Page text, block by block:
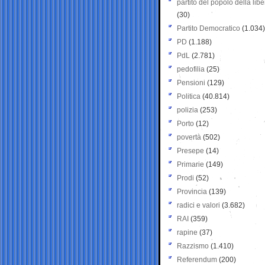
partito del popolo della
(30)
Partito Democratico (1.034)
PD (1.188)
PdL (2.781)
pedofilia (25)
Pensioni (129)
Politica (40.814)
polizia (253)
Porto (12)
povertà (502)
Presepe (14)
Primarie (149)
Prodi (52)
Provincia (139)
radici e valori (3.682)
RAI (359)
rapine (37)
Razzismo (1.410)
Referendum (200)